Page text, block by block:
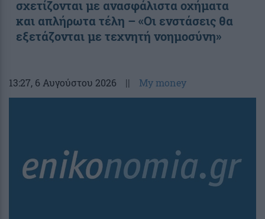
σχετίζονται με ανασφάλιστα οχήματα
και απλήρωτα τέλη – «Οι ενστάσεις θα
εξετάζονται με τεχνητή νοημοσύνη»
13:27, 6 Αυγούστου 2026 || My money